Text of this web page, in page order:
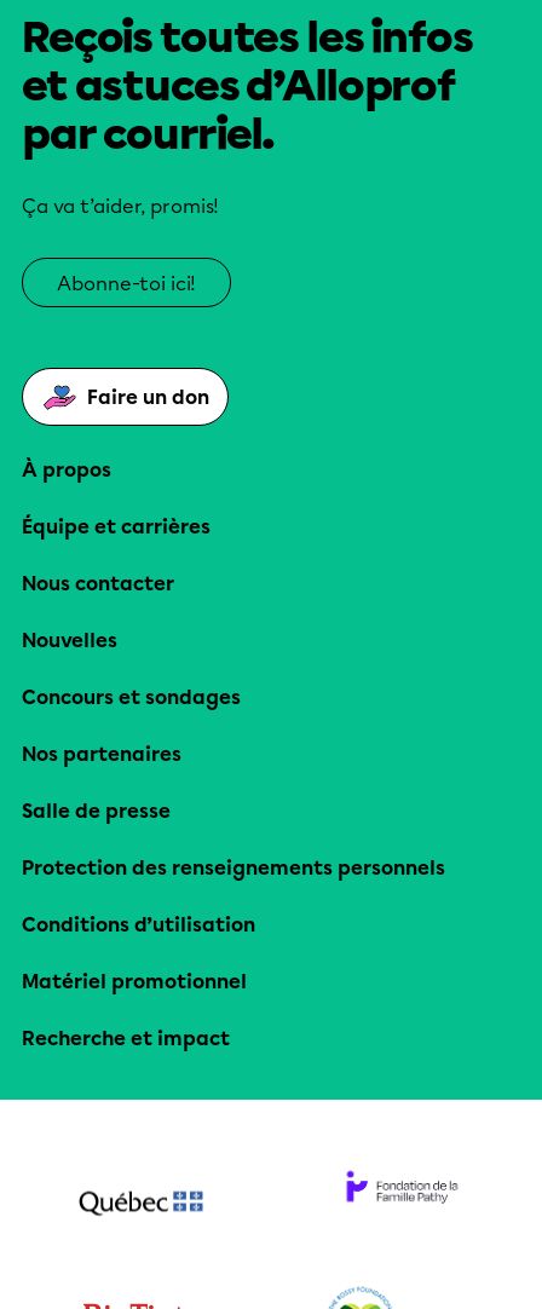
Reçois toutes les infos
et astuces d’Alloprof
par courriel.
Ça va t’aider, promis!
Abonne-toi ici!
Faire un don
À propos
Équipe et carrières
Nous contacter
Nouvelles
Concours et sondages
Nos partenaires
Salle de presse
Protection des renseignements personnels
Conditions d’utilisation
Matériel promotionnel
Recherche et impact